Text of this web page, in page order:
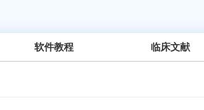
软件教程 临床文献